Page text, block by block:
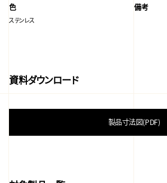
色
ステンレス
備考
資料ダウンロード
製品寸法図(PDF)